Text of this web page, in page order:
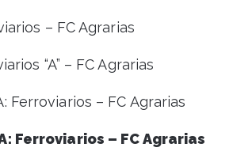
– FC Agrarias
“A” – FC Agrarias
Ferroviarios – FC Agrarias
Ferroviarios – FC Agrarias